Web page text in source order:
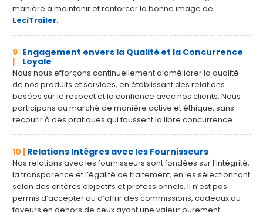
manière à maintenir et renforcer la bonne image de
LeciTrailer.
9
|
Engagement envers la Qualité et la Concurrence
Loyale
Nous nous efforçons continuellement d’améliorer la qualité
de nos produits et services, en établissant des relations
basées sur le respect et la confiance avec nos clients. Nous
participons au marché de manière active et éthique, sans
recourir à des pratiques qui faussent la libre concurrence.
10 | Relations Intègres avec les Fournisseurs
Nos relations avec les fournisseurs sont fondées sur l’intégrité,
la transparence et l’égalité de traitement, en les sélectionnant
selon des critères objectifs et professionnels. Il n’est pas
permis d’accepter ou d’offrir des commissions, cadeaux ou
faveurs en dehors de ceux ayant une valeur purement